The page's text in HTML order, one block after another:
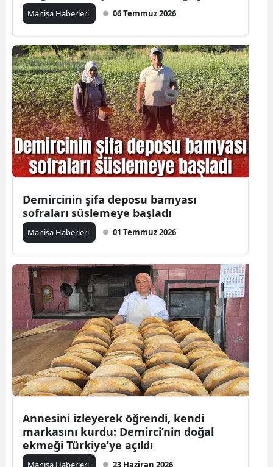
Manisa Haberleri 06 Temmuz 2026
Demircinin şifa deposu bamyası
sofraları süslemeye başladı
Manisa Haberleri 01 Temmuz 2026
Annesini izleyerek öğrendi, kendi
markasını kurdu: Demirci’nin doğal
ekmeği Türkiye’ye açıldı
Manisa Haberleri 23 Haziran 2026